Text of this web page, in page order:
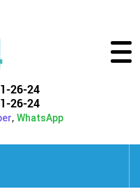
26-24
26-24
, WhatsApp